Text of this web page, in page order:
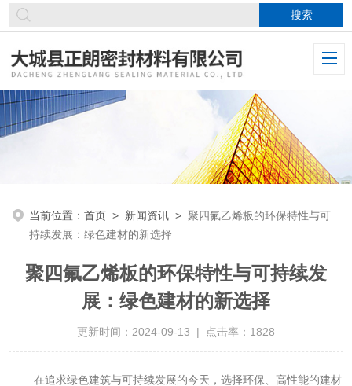
当前位置：首页 > 新闻资讯 >聚四氟乙烯板的环保特性与可
持续发展：绿色建材的新选择
聚四氟乙烯板的环保特性与可持续发
展：绿色建材的新选择
更新时间：2024-09-13 | 点击率：1828
在追求绿色建筑与可持续发展的今天，选择环保、高性能的建材